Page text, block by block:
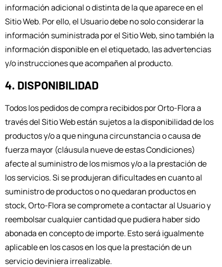
información adicional o distinta de la que aparece en el
Sitio Web. Por ello, el Usuario debe no solo considerar la
información suministrada por el Sitio Web, sino también la
información disponible en el etiquetado, las advertencias
y/o instrucciones que acompañen al producto.
4. DISPONIBILIDAD
Todos los pedidos de compra recibidos por Orto-Flora a
través del Sitio Web están sujetos a la disponibilidad de los
productos y/o a que ninguna circunstancia o causa de
fuerza mayor (cláusula nueve de estas Condiciones)
afecte al suministro de los mismos y/o a la prestación de
los servicios. Si se produjeran dificultades en cuanto al
suministro de productos o no quedaran productos en
stock, Orto-Flora se compromete a contactar al Usuario y
reembolsar cualquier cantidad que pudiera haber sido
abonada en concepto de importe. Esto será igualmente
aplicable en los casos en los que la prestación de un
servicio deviniera irrealizable.